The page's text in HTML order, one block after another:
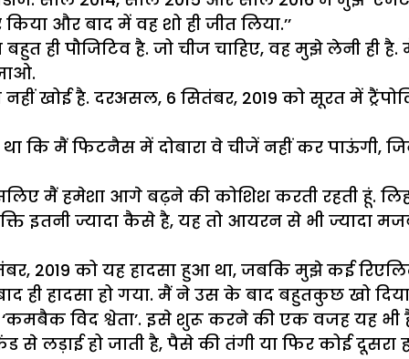
और बाद में वह शो ही जीत लिया.’’
बहुत ही पौजिटिव है. जो चीज चाहिए, वह मुझे लेनी
खोई है. दरअसल, 6 सितंबर, 2019 को सूरत में
था कि मैं फिटनैस में दोबारा वे चीजें नहीं कर
मैं हमेशा आगे बढ़ने की कोशिश करती रहती हूं.
इतनी ज्यादा कैसे है, यह तो आयरन से भी ज्यादा
2019 को यह हादसा हुआ था, जबकि मुझे कई
ही हादसा हो गया. मैं ने उस के बाद बहुतकुछ खो
विद श्वेता’. इसे शुरू करने की एक वजह यह भी
से लड़ाई हो जाती है, पैसे की तंगी या फिर कोई